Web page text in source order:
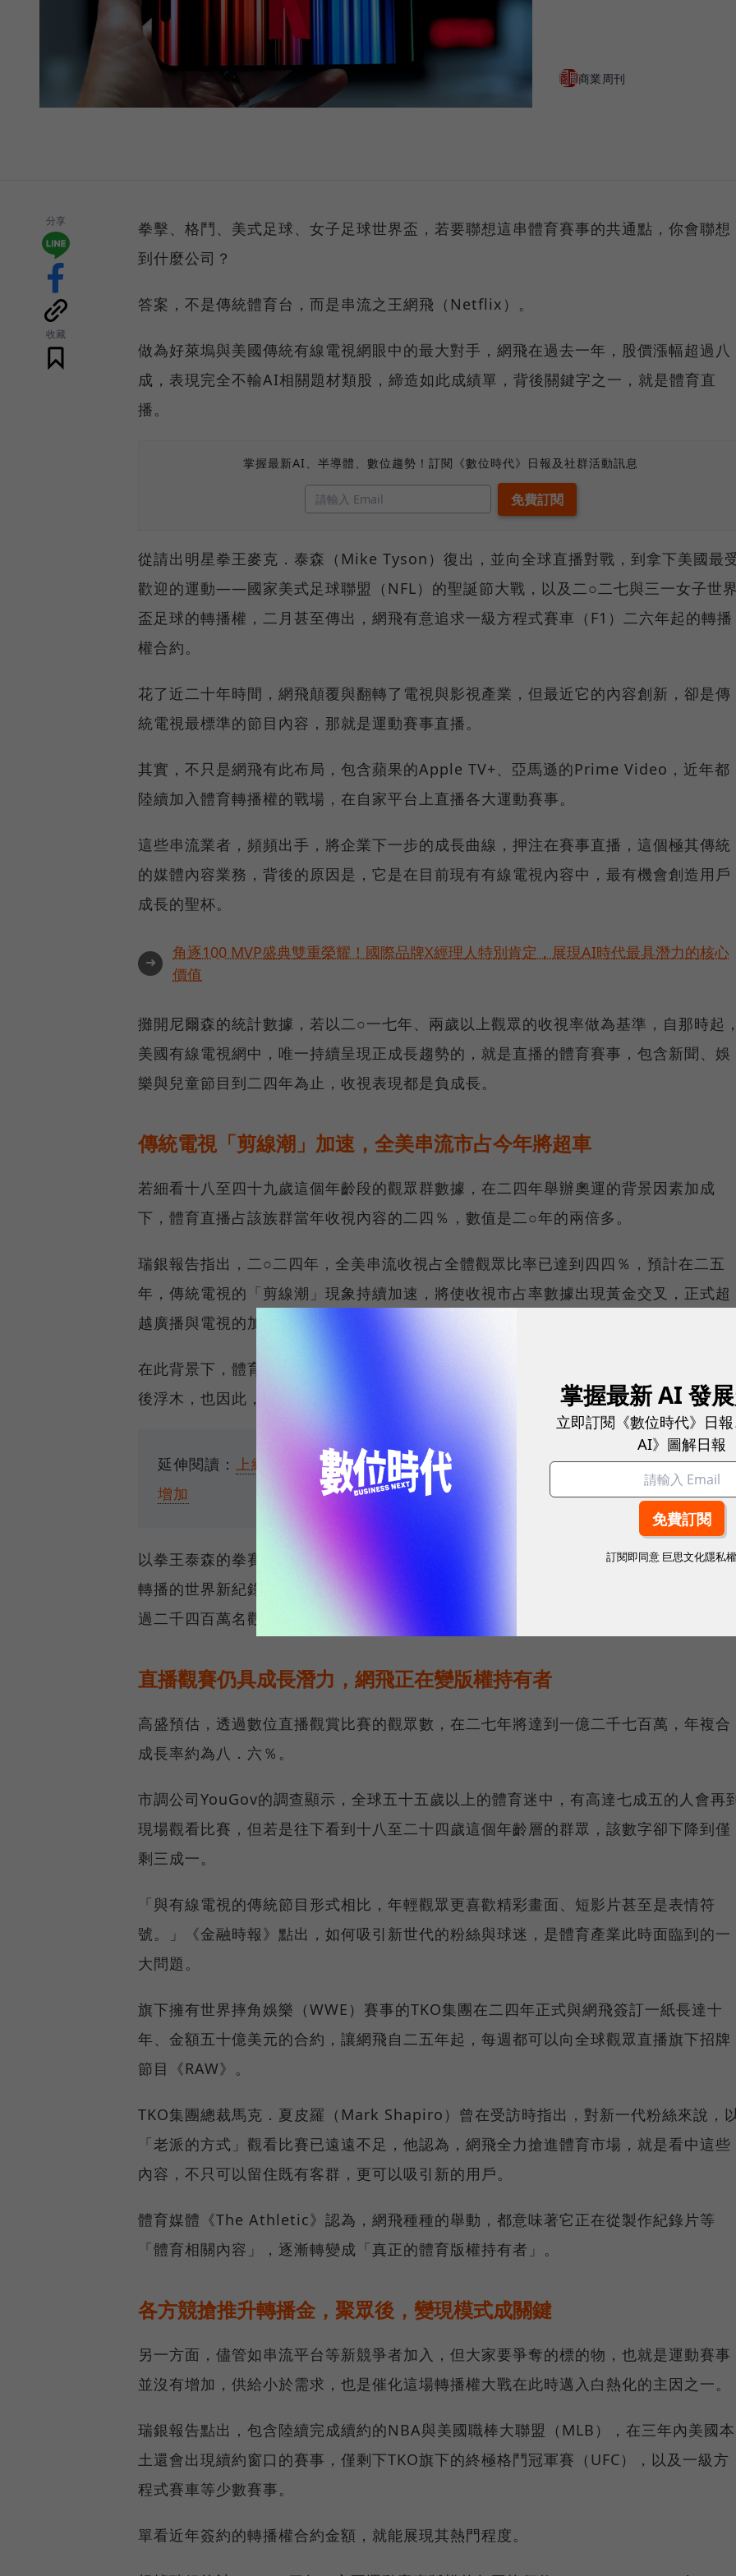
商業周刊
分享
收藏
拳擊、格鬥、美式足球、女子足球世界盃，若要聯想這串體育賽事的共通點，你會聯想
到什麼公司？
答案，不是傳統體育台，而是串流之王網飛（Netflix）。
做為好萊塢與美國傳統有線電視網眼中的最大對手，網飛在過去一年，股價漲幅超過八
成，表現完全不輸AI相關題材類股，締造如此成績單，背後關鍵字之一，就是體育直
播。
掌握最新AI、半導體、數位趨勢！訂閱《數位時代》日報及社群活動訊息
從請出明星拳王麥克．泰森（Mike Tyson）復出，並向全球直播對戰，到拿下美國最
歡迎的運動——國家美式足球聯盟（NFL）的聖誕節大戰，以及二○二七與三一女子世
盃足球的轉播權，二月甚至傳出，網飛有意追求一級方程式賽車（F1）二六年起的轉播
權合約。
花了近二十年時間，網飛顛覆與翻轉了電視與影視產業，但最近它的內容創新，卻是傳
統電視最標準的節目內容，那就是運動賽事直播。
其實，不只是網飛有此布局，包含蘋果的Apple TV+、亞馬遜的Prime Video，近年都
陸續加入體育轉播權的戰場，在自家平台上直播各大運動賽事。
這些串流業者，頻頻出手，將企業下一步的成長曲線，押注在賽事直播，這個極其傳統
的媒體內容業務，背後的原因是，它是在目前現有有線電視內容中，最有機會創造用戶
成長的聖杯。
➜
角逐100 MVP盛典雙重榮耀！國際品牌X經理人特別肯定，展現AI時代最具潛力的核心
價值
攤開尼爾森的統計數據，若以二○一七年、兩歲以上觀眾的收視率做為基準，自那時起
美國有線電視網中，唯一持續呈現正成長趨勢的，就是直播的體育賽事，包含新聞、娛
樂與兒童節目到二四年為止，收視表現都是負成長。
傳統電視「剪線潮」加速，全美串流市占今年將超車
若細看十八至四十九歲這個年齡段的觀眾群數據，在二四年舉辦奧運的背景因素加成
下，體育直播占該族群當年收視內容的二四％，數值是二○年的兩倍多。
瑞銀報告指出，二○二四年，全美串流收視占全體觀眾比率已達到四四％，預計在二五
年，傳統電視的「剪線潮」現象持續加速，將使收視市占率數據出現黃金交叉，正式超
越廣播與電視的加總占比。
在此背景下，體育賽事直播，不僅是串流業者的新成長動能，同時也是傳統電視網的最
後浮木，也因此，這個戰場就成為了各家都要搶進的兵家必爭之地。
延伸閱讀： 上網不限速吃到飽退燒？台灣用戶占比下滑，NCC：「限速」方案趨勢
增加
以拳王泰森的拳賽為例，該場賽事同時在線觀眾數一度達到六千五百萬，寫下運動賽事
轉播的世界新紀錄。同樣交由網飛轉播的兩場美式足球聖誕大戰賽事，也都分別寫下超
過二千四百萬名觀眾在線觀看，成為該聯盟史上在串流媒體收視率最高的賽事紀錄。
直播觀賽仍具成長潛力，網飛正在變版權持有者
高盛預估，透過數位直播觀賞比賽的觀眾數，在二七年將達到一億二千七百萬，年複合
成長率約為八．六％。
市調公司YouGov的調查顯示，全球五十五歲以上的體育迷中，有高達七成五的人會再
現場觀看比賽，但若是往下看到十八至二十四歲這個年齡層的群眾，該數字卻下降到僅
剩三成一。
「與有線電視的傳統節目形式相比，年輕觀眾更喜歡精彩畫面、短影片甚至是表情符
號。」《金融時報》點出，如何吸引新世代的粉絲與球迷，是體育產業此時面臨到的一
大問題。
旗下擁有世界摔角娛樂（WWE）賽事的TKO集團在二四年正式與網飛簽訂一紙長達十
年、金額五十億美元的合約，讓網飛自二五年起，每週都可以向全球觀眾直播旗下招牌
節目《RAW》。
TKO集團總裁馬克．夏皮羅（Mark Shapiro）曾在受訪時指出，對新一代粉絲來說，
「老派的方式」觀看比賽已遠遠不足，他認為，網飛全力搶進體育市場，就是看中這些
內容，不只可以留住既有客群，更可以吸引新的用戶。
體育媒體《The Athletic》認為，網飛種種的舉動，都意味著它正在從製作紀錄片等
「體育相關內容」，逐漸轉變成「真正的體育版權持有者」。
各方競搶推升轉播金，聚眾後，變現模式成關鍵
另一方面，儘管如串流平台等新競爭者加入，但大家要爭奪的標的物，也就是運動賽事
並沒有增加，供給小於需求，也是催化這場轉播權大戰在此時邁入白熱化的主因之一。
瑞銀報告點出，包含陸續完成續約的NBA與美國職棒大聯盟（MLB），在三年內美國本
土還會出現續約窗口的賽事，僅剩下TKO旗下的終極格鬥冠軍賽（UFC），以及一級方
程式賽車等少數賽事。
單看近年簽約的轉播權合約金額，就能展現其熱門程度。
掌握最新 AI 發
立即訂閱《數位時代》日
AI》圖解日報
訂閱即同意 巨思文化隱私